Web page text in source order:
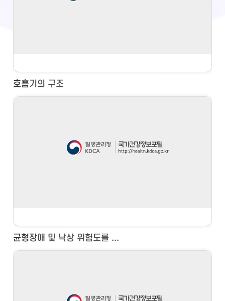
호흡기의 구조
균형장애 및 낙상 위험도를 ...